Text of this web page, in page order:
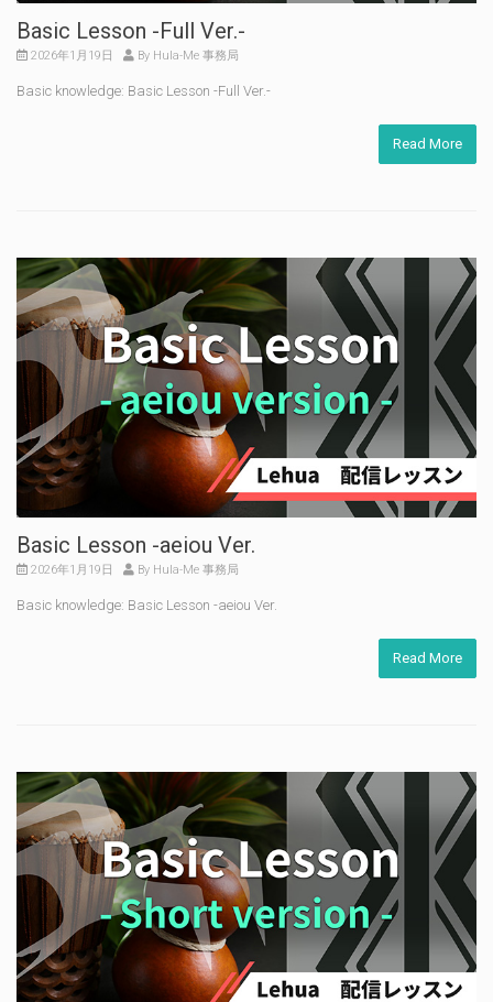
Basic Lesson -Full Ver.-
2026年1月19日 By Hula-Me 事務局
Basic knowledge: Basic Lesson -Full Ver.-
Read More
Basic Lesson -aeiou Ver.
2026年1月19日 By Hula-Me 事務局
Basic knowledge: Basic Lesson -aeiou Ver.
Read More